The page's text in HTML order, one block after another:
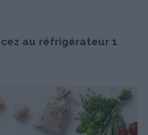
au réfrigérateur 1